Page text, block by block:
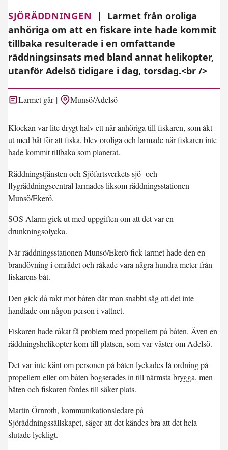
SJÖRÄDDNINGEN |
Larmet från oroliga
anhöriga om att en fiskare inte hade kommit
tillbaka resulterade i en omfattande
räddningsinsats med bland annat helikopter,
utanför Adelsö tidigare i dag, torsdag.<br />
Larmet går Munsö/Adelsö
Klockan var lite drygt halv ett när anhöriga till fiskaren, som åkt
ut med båt för att fiska, blev oroliga och larmade när fiskaren inte
hade kommit tillbaka som planerat.
Räddningstjänsten och Sjöfartsverkets sjö- och
flygräddningscentral larmades liksom räddningsstationen
Munsö/Ekerö.
SOS Alarm gick ut med uppgiften om att det var en
drunkningsolycka.
När räddningsstationen Munsö/Ekerö fick larmet hade den en
brandövning i området och råkade vara några hundra meter från
fiskarens båt.
Den gick då rakt mot båten där man snabbt såg att det inte
handlade om någon person i vattnet.
Fiskaren hade råkat få problem med propellern på båten. Även en
räddningshelikopter kom till platsen, som var väster om Adelsö.
Det var inte känt om personen på båten lyckades få ordning på
propellern eller om båten bogserades in till närmsta brygga, men
båten och fiskaren fördes till säker plats.
Martin Örnroth, kommunikationsledare på
Sjöräddningssällskapet, säger att det kändes bra att det hela
slutade lyckligt.